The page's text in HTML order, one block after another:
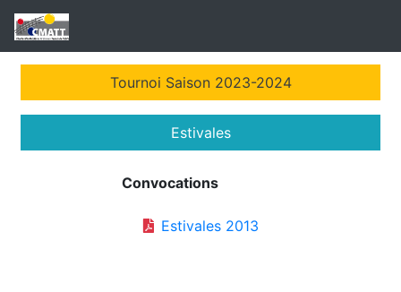
Tournoi Saison 2023-2024
Estivales
Convocations
Estivales 2013